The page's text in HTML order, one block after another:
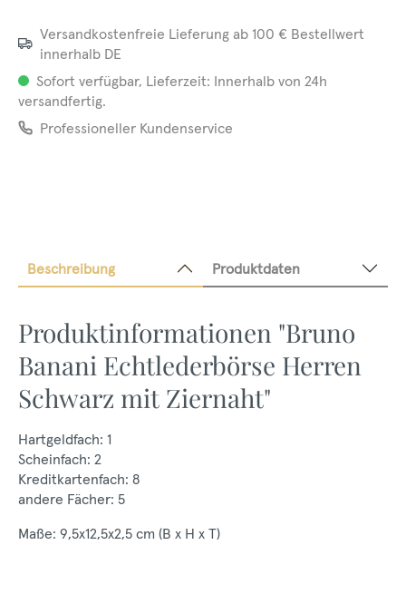
Versandkostenfreie Lieferung ab 100 € Bestellwert
innerhalb DE
Sofort verfügbar, Lieferzeit: Innerhalb von 24h
versandfertig.
Professioneller Kundenservice
Beschreibung Produktdaten
Produktinformationen "Bruno
Banani Echtlederbörse Herren
Schwarz mit Ziernaht"
Hartgeldfach: 1
Scheinfach: 2
Kreditkartenfach: 8
andere Fächer: 5
Maße: 9,5x12,5x2,5 cm (B x H x T)